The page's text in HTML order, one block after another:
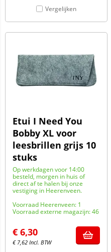
Vergelijken
Etui I Need You
Bobby XL voor
leesbrillen grijs 10
stuks
Op werkdagen voor 14:00
besteld, morgen in huis of
direct af te halen bij onze
vestiging in Heerenveen.
Voorraad Heerenveen: 1
Voorraad externe magazijn: 46
€ 6,30
€ 7,62 Incl. BTW